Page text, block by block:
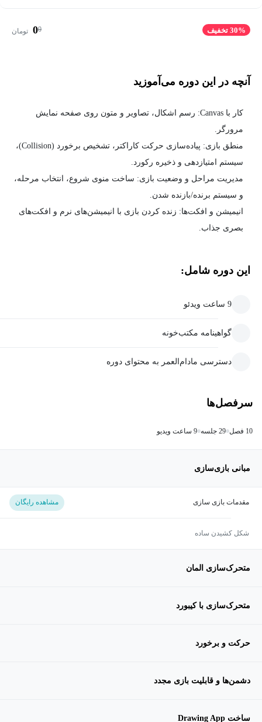
30% تخفیف 0
0 تومان
آنچه در این دوره می‌آموزید
کار با Canvas: رسم اشکال، تصاویر و متون روی صفحه نمایش
مرورگر.
منطق بازی: پیاده‌سازی حرکت کاراکتر، تشخیص برخورد (Collision)،
سیستم امتیازدهی و ذخیره رکورد.
مدیریت مراحل و وضعیت بازی: ساخت منوی شروع، انتخاب مرحله،
و سیستم برنده/بازنده شدن.
انیمیشن و افکت‌ها: زنده کردن بازی با انیمیشن‌های نرم و افکت‌های
بصری جذاب.
این دوره شامل:
9 ساعت ویدئو
گواهینامه مکتب‌خونه
دسترسی مادام‌العمر به محتوای دوره
سرفصل‌ها
10 فصل 29 جلسه 9 ساعت ویدیو
مبانی بازی‌سازی
مقدمات بازی سازی مشاهده رایگان
شکل کشیدن ساده
متحرک‌سازی المان
متحرک‌سازی با کیبورد
حرکت و برخورد
دشمن‌ها و قابلیت بازی مجدد
ساخت Drawing App